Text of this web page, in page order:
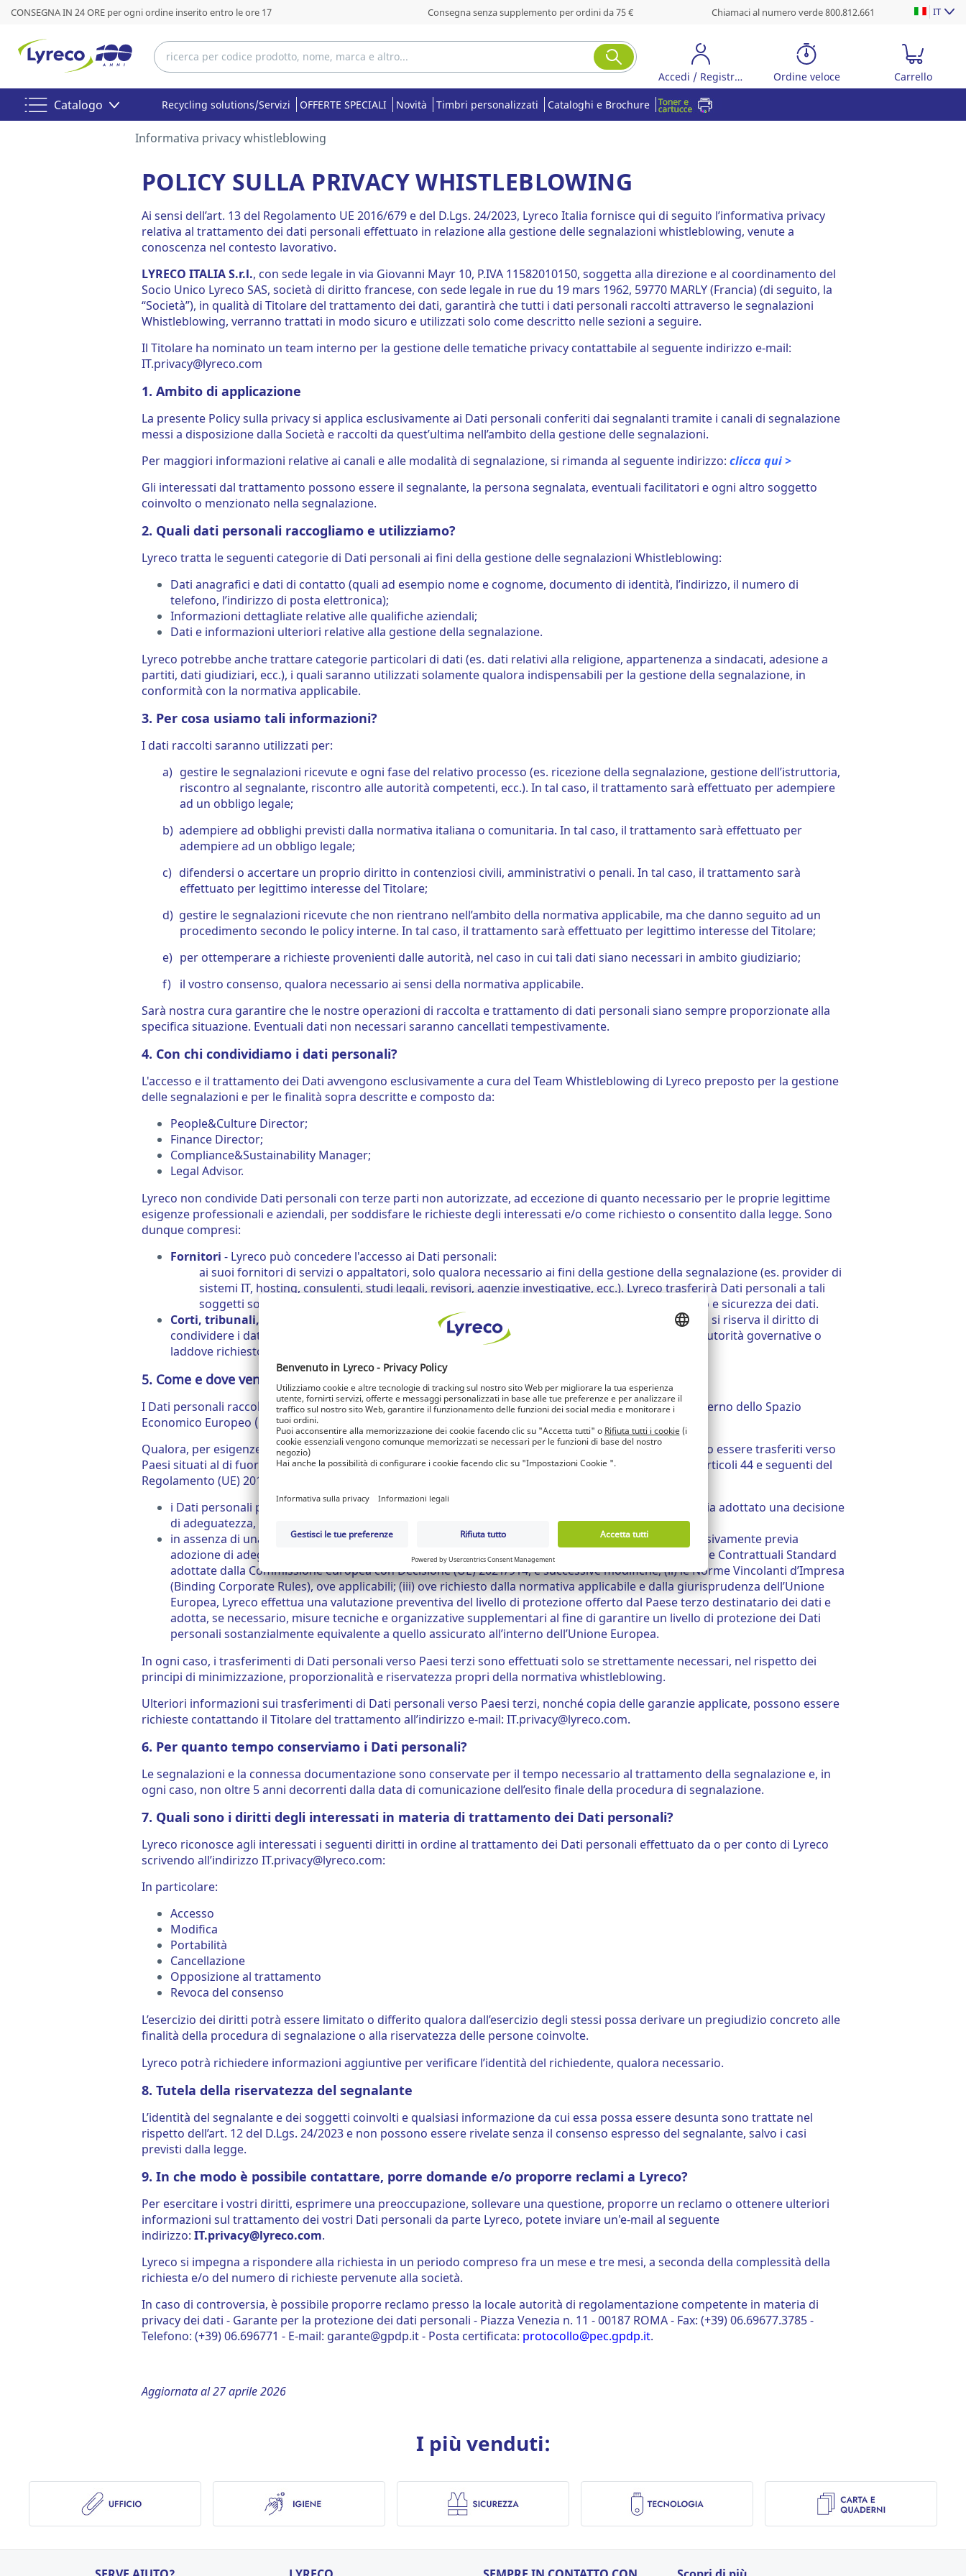
CONSEGNA IN 24 ORE per ogni ordine inserito entro le ore 17 Consegna senza supplemento per ordini da 75 € Chiamaci al numero verde 800.812.661 IT
Accedi / Registrati Ordine veloce Carrello
Catalogo Recycling solutions/Servizi OFFERTE SPECIALI Novità Timbri personalizzati Cataloghi e Brochure
Informativa privacy whistleblowing
POLICY SULLA PRIVACY WHISTLEBLOWING
Ai sensi dell’art. 13 del Regolamento UE 2016/679 e del D.Lgs. 24/2023, Lyreco Italia fornisce qui di seguito l’informativa privacy
relativa al trattamento dei dati personali effettuato in relazione alla gestione delle segnalazioni whistleblowing, venute a
conoscenza nel contesto lavorativo.
LYRECO ITALIA S.r.l., con sede legale in via Giovanni Mayr 10, P.IVA 11582010150, soggetta alla direzione e al coordinamento del
Socio Unico Lyreco SAS, società di diritto francese, con sede legale in rue du 19 mars 1962, 59770 MARLY (Francia) (di seguito, la
“Società”), in qualità di Titolare del trattamento dei dati, garantirà che tutti i dati personali raccolti attraverso le segnalazioni
Whistleblowing, verranno trattati in modo sicuro e utilizzati solo come descritto nelle sezioni a seguire.
Il Titolare ha nominato un team interno per la gestione delle tematiche privacy contattabile al seguente indirizzo e-mail:
IT.privacy@lyreco.com
1. Ambito di applicazione
La presente Policy sulla privacy si applica esclusivamente ai Dati personali conferiti dai segnalanti tramite i canali di segnalazione
messi a disposizione dalla Società e raccolti da quest’ultima nell’ambito della gestione delle segnalazioni.
Per maggiori informazioni relative ai canali e alle modalità di segnalazione, si rimanda al seguente indirizzo: clicca qui >
Gli interessati dal trattamento possono essere il segnalante, la persona segnalata, eventuali facilitatori e ogni altro soggetto
coinvolto o menzionato nella segnalazione.
2. Quali dati personali raccogliamo e utilizziamo?
Lyreco tratta le seguenti categorie di Dati personali ai fini della gestione delle segnalazioni Whistleblowing:
Dati anagrafici e dati di contatto (quali ad esempio nome e cognome, documento di identità, l’indirizzo, il numero di
telefono, l’indirizzo di posta elettronica);
Informazioni dettagliate relative alle qualifiche aziendali;
Dati e informazioni ulteriori relative alla gestione della segnalazione.
Lyreco potrebbe anche trattare categorie particolari di dati (es. dati relativi alla religione, appartenenza a sindacati, adesione a
partiti, dati giudiziari, ecc.), i quali saranno utilizzati solamente qualora indispensabili per la gestione della segnalazione, in
conformità con la normativa applicabile.
3. Per cosa usiamo tali informazioni?
I dati raccolti saranno utilizzati per:
a) gestire le segnalazioni ricevute e ogni fase del relativo processo (es. ricezione della segnalazione, gestione dell’istruttoria,
riscontro al segnalante, riscontro alle autorità competenti, ecc.). In tal caso, il trattamento sarà effettuato per adempiere
ad un obbligo legale;
b) adempiere ad obblighi previsti dalla normativa italiana o comunitaria. In tal caso, il trattamento sarà effettuato per
adempiere ad un obbligo legale;
c) difendersi o accertare un proprio diritto in contenziosi civili, amministrativi o penali. In tal caso, il trattamento sarà
effettuato per legittimo interesse del Titolare;
d) gestire le segnalazioni ricevute che non rientrano nell’ambito della normativa applicabile, ma che danno seguito ad un
procedimento secondo le policy interne. In tal caso, il trattamento sarà effettuato per legittimo interesse del Titolare;
e) per ottemperare a richieste provenienti dalle autorità, nel caso in cui tali dati siano necessari in ambito giudiziario;
f)
il vostro consenso, qualora necessario ai sensi della normativa applicabile.
Sarà nostra cura garantire che le nostre operazioni di raccolta e trattamento di dati personali siano sempre proporzionate alla
specifica situazione. Eventuali dati non necessari saranno cancellati tempestivamente.
4. Con chi condividiamo i dati personali?
L'accesso e il trattamento dei Dati avvengono esclusivamente a cura del Team Whistleblowing di Lyreco preposto per la gestione
delle segnalazioni e per le finalità sopra descritte e composto da:
People&Culture Director;
Finance Director;
Compliance&Sustainability Manager;
Legal Advisor.
Lyreco non condivide Dati personali con terze parti non autorizzate, ad eccezione di quanto necessario per le proprie legittime
esigenze professionali e aziendali, per soddisfare le richieste degli interessati e/o come richiesto o consentito dalla legge. Sono
dunque compresi:
Fornitori - Lyreco può concedere l'accesso ai Dati personali:
ai suoi fornitori di servizi o appaltatori, solo qualora necessario ai fini della gestione della segnalazione (es. provider di
sistemi IT, hosting, consulenti, studi legali, revisori, agenzie investigative, ecc.). Lyreco trasferirà Dati personali a tali
soggetti solo ove soddisfino gli standard rigorosi adottati da Lyreco in materia di trattamento e sicurezza dei dati.
Corti, tribunali, autorità incaricate dell'applicazione della legge o di regolamentazione:
Lyreco si riserva il diritto di
condividere i dati personali per rispondere a richieste di informazioni debitamente autorizzate di autorità governative o
laddove richiesto dalla legge.
5. Come e dove vengono trasferiti i Dati personali?
I Dati personali raccolti nell’ambito delle segnalazioni whistleblowing sono trattati principalmente all’interno dello Spazio
Economico Europeo (SEE).
Qualora, per esigenze strettamente connesse alla gestione della segnalazione, i Dati personali dovessero essere trasferiti verso
Paesi situati al di fuori del SEE, tali trasferimenti avverranno nel pieno rispetto di quanto previsto dagli articoli 44 e seguenti del
Regolamento (UE) 2016/679 (GDPR).
i Dati personali potranno essere trasferiti verso Paesi terzi per i quali la Commissione europea abbia adottato una decisione
di adeguatezza, ai sensi dell’art. 45 GDPR;
in assenza di una decisione di adeguatezza, il trasferimento dei Dati personali potrà avvenire esclusivamente previa
adozione di adeguate garanzie, ai sensi dell’art. 46 GDPR, quali, a titolo esemplificativo: (i) le Clausole Contrattuali Standard
adottate dalla Commissione europea con Decisione (UE) 2021/914, e successive modifiche; (ii) le Norme Vincolanti d’Impresa
(Binding Corporate Rules), ove applicabili; (iii) ove richiesto dalla normativa applicabile e dalla giurisprudenza dell’Unione
Europea, Lyreco effettua una valutazione preventiva del livello di protezione offerto dal Paese terzo destinatario dei dati e
adotta, se necessario, misure tecniche e organizzative supplementari al fine di garantire un livello di protezione dei Dati
personali sostanzialmente equivalente a quello assicurato all’interno dell’Unione Europea.
In ogni caso, i trasferimenti di Dati personali verso Paesi terzi sono effettuati solo se strettamente necessari, nel rispetto dei
principi di minimizzazione, proporzionalità e riservatezza propri della normativa whistleblowing.
Ulteriori informazioni sui trasferimenti di Dati personali verso Paesi terzi, nonché copia delle garanzie applicate, possono essere
richieste contattando il Titolare del trattamento all’indirizzo e‑mail: IT.privacy@lyreco.com.
6. Per quanto tempo conserviamo i Dati personali?
Le segnalazioni e la connessa documentazione sono conservate per il tempo necessario al trattamento della segnalazione e, in
ogni caso, non oltre 5 anni decorrenti dalla data di comunicazione dell’esito finale della procedura di segnalazione.
7. Quali sono i diritti degli interessati in materia di trattamento dei Dati personali?
Lyreco riconosce agli interessati i seguenti diritti in ordine al trattamento dei Dati personali effettuato da o per conto di Lyreco
scrivendo all’indirizzo IT.privacy@lyreco.com:
In particolare:
Accesso
Modifica
Portabilità
Cancellazione
Opposizione al trattamento
Revoca del consenso
L’esercizio dei diritti potrà essere limitato o differito qualora dall’esercizio degli stessi possa derivare un pregiudizio concreto alle
finalità della procedura di segnalazione o alla riservatezza delle persone coinvolte.
Lyreco potrà richiedere informazioni aggiuntive per verificare l’identità del richiedente, qualora necessario.
8. Tutela della riservatezza del segnalante
L’identità del segnalante e dei soggetti coinvolti e qualsiasi informazione da cui essa possa essere desunta sono trattate nel
rispetto dell’art. 12 del D.Lgs. 24/2023 e non possono essere rivelate senza il consenso espresso del segnalante, salvo i casi
previsti dalla legge.
9. In che modo è possibile contattare, porre domande e/o proporre reclami a Lyreco?
Per esercitare i vostri diritti, esprimere una preoccupazione, sollevare una questione, proporre un reclamo o ottenere ulteriori
informazioni sul trattamento dei vostri Dati personali da parte Lyreco, potete inviare un'e-mail al seguente
indirizzo: IT.privacy@lyreco.com.
Lyreco si impegna a rispondere alla richiesta in un periodo compreso fra un mese e tre mesi, a seconda della complessità della
richiesta e/o del numero di richieste pervenute alla società.
In caso di controversia, è possibile proporre reclamo presso la locale autorità di regolamentazione competente in materia di
privacy dei dati - Garante per la protezione dei dati personali - Piazza Venezia n. 11 - 00187 ROMA - Fax: (+39) 06.69677.3785 -
Telefono: (+39) 06.696771 - E-mail: garante@gpdp.it - Posta certificata: protocollo@pec.gpdp.it.
Aggiornata al 27 aprile 2026
I più venduti: